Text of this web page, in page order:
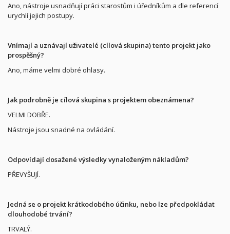
Ano, nástroje usnadňují práci starostům i úředníkům a dle referencí
urychlí jejich postupy.
Vnímají a uznávají uživatelé (cílová skupina) tento projekt jako
prospěšný?
Ano, máme velmi dobré ohlasy.
Jak podrobně je cílová skupina s projektem obeznámena?
VELMI DOBŘE.
Nástroje jsou snadné na ovládání.
Odpovídají dosažené výsledky vynaloženým nákladům?
PŘEVYŠUJÍ.
Jedná se o projekt krátkodobého účinku, nebo lze předpokládat
dlouhodobé trvání?
TRVALÝ.